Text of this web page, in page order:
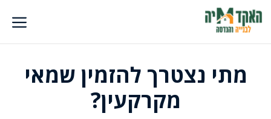
לדלג
לתוכן
מתי נצטרך להזמין שמאי
מקרקעין?